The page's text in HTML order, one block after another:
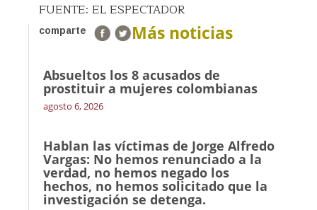
FUENTE: EL ESPECTADOR
comparte Más noticias
Absueltos los 8 acusados de
prostituir a mujeres colombianas
agosto 6, 2026
Hablan las víctimas de Jorge Alfredo
Vargas: No hemos renunciado a la
verdad, no hemos negado los
hechos, no hemos solicitado que la
investigación se detenga.